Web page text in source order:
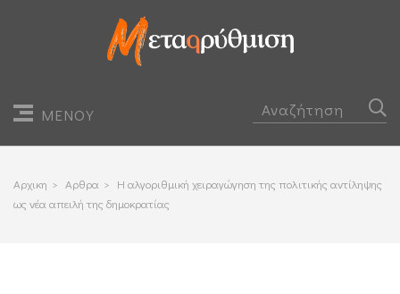
ΜΕΝΟΥ
Αρχικη > Αρθρα > Η αλγοριθμική χειραγώγηση της πολιτικής αντίληψης
ως νέα απειλή της δημοκρατίας